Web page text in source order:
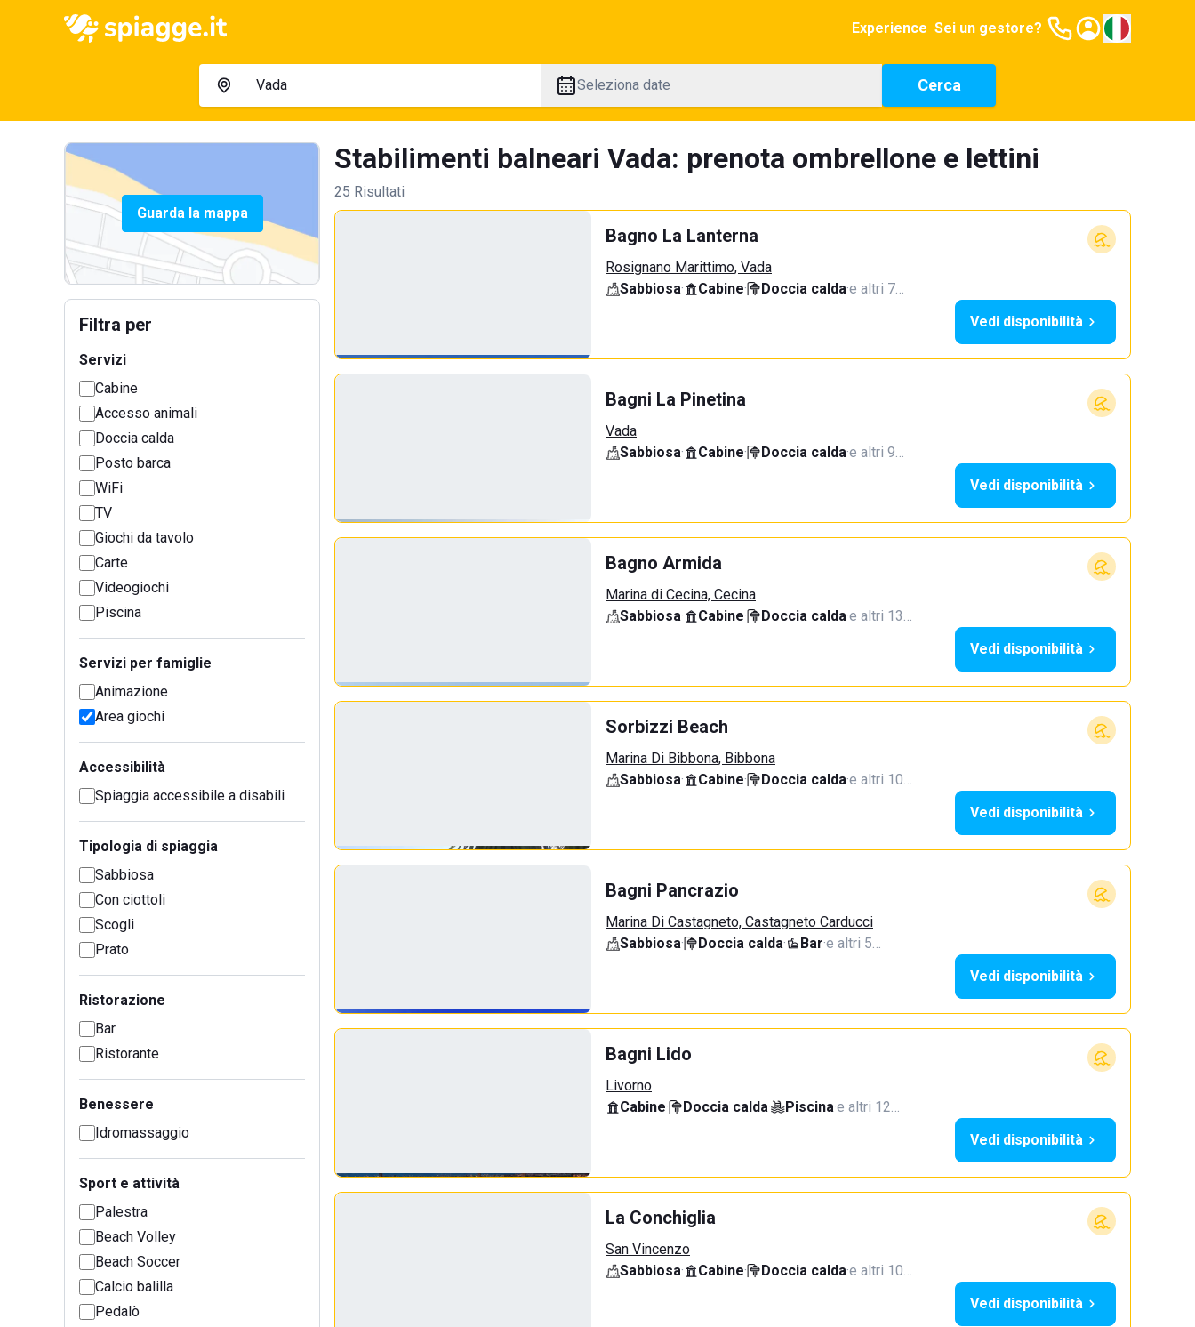
Experience Sei un gestore?
Seleziona date Cerca
Guarda la mappa
Filtra per
Servizi
Cabine
Accesso animali
Doccia calda
Posto barca
WiFi
TV
Giochi da tavolo
Carte
Videogiochi
Piscina
Servizi per famiglie
Animazione
Area giochi
Accessibilità
Spiaggia accessibile a disabili
Tipologia di spiaggia
Sabbiosa
Con ciottoli
Scogli
Prato
Ristorazione
Bar
Ristorante
Benessere
Idromassaggio
Sport e attività
Palestra
Beach Volley
Beach Soccer
Calcio balilla
Pedalò
Stabilimenti balneari Vada: prenota ombrellone e lettini
25 Risultati
Bagno La Lanterna
Rosignano Marittimo, Vada
Sabbiosa· Cabine· Doccia calda·e altri 7…
Vedi disponibilità
Bagni La Pinetina
Vada
Sabbiosa· Cabine· Doccia calda·e altri 9…
Vedi disponibilità
Bagno Armida
Marina di Cecina, Cecina
Sabbiosa· Cabine· Doccia calda·e altri 13…
Vedi disponibilità
Sorbizzi Beach
Marina Di Bibbona, Bibbona
Sabbiosa· Cabine· Doccia calda·e altri 10…
Vedi disponibilità
Bagni Pancrazio
Marina Di Castagneto, Castagneto Carducci
Sabbiosa· Doccia calda· Bar·e altri 5…
Vedi disponibilità
Bagni Lido
Livorno
Cabine· Doccia calda· Piscina·e altri 12…
Vedi disponibilità
La Conchiglia
San Vincenzo
Sabbiosa· Cabine· Doccia calda·e altri 10…
Vedi disponibilità